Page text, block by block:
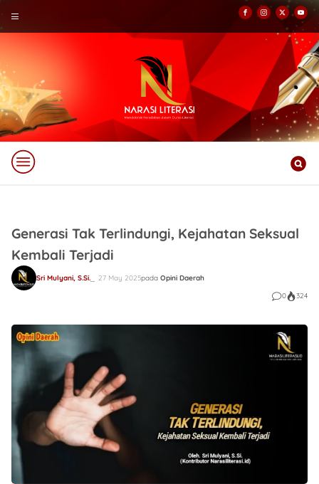
Generasi Tak Terlindungi, Kejahatan Seksual
Kembali Terjadi
Sri Mulyani, S.Si. 27 May 2025pada Opini Daerah
0
324